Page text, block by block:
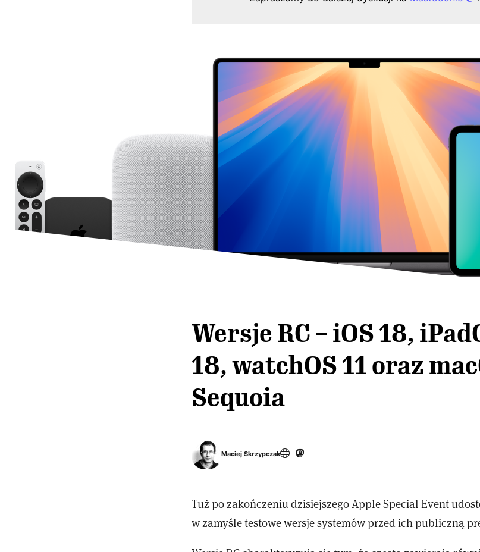
Wersje RC – iOS 18,
18, watchOS 11 oraz
Sequoia
Maciej Skrzypczak
Tuż po zakończeniu dzisiejszego Apple Special Event
w zamyśle testowe wersje systemów przed ich publiczną